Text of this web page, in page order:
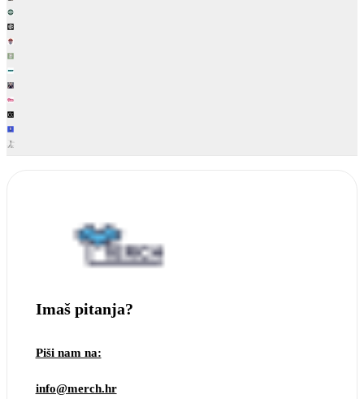
Imaš pitanja?
Piši nam na:
info@merch.hr